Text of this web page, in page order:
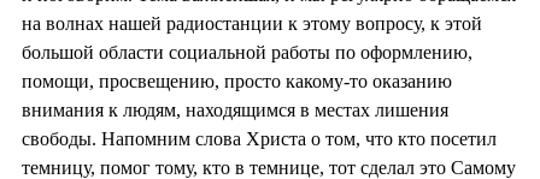
на волнах нашей радиостанции к этому вопросу, к этой
большой области социальной работы по оформлению,
помощи, просвещению, просто какому-то оказанию
внимания к людям, находящимся в местах лишения
свободы. Напомним слова Христа о том, что кто посетил
темницу, помог тому, кто в темнице, тот сделал это Самому